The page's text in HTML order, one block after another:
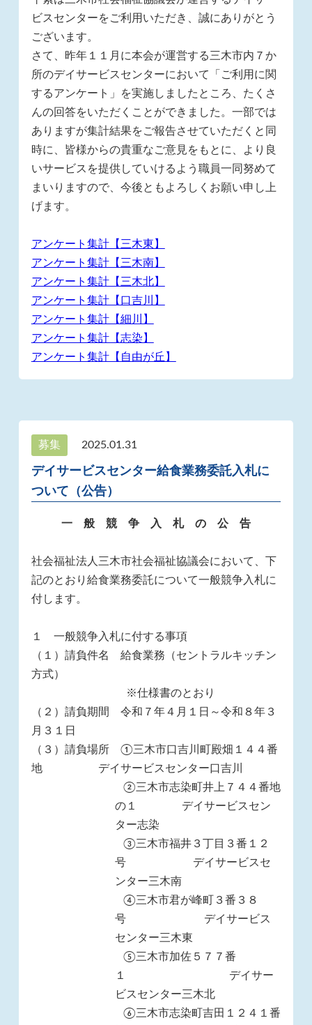
ビスセンターをご利用いただき、誠にありがとう
ございます。
さて、昨年１１月に本会が運営する三木市内７か
所のデイサービスセンターにおいて「ご利用に関
するアンケート」を実施しましたところ、たくさ
んの回答をいただくことができました。一部では
ありますが集計結果をご報告させていただくと同
時に、皆様からの貴重なご意見をもとに、より良
いサービスを提供していけるよう職員一同努めて
まいりますので、今後ともよろしくお願い申し上
げます。
アンケート集計【三木東】
アンケート集計【三木南】
アンケート集計【三木北】
アンケート集計【口吉川】
アンケート集計【細川】
アンケート集計【志染】
アンケート集計【自由が丘】
募集 2025.01.31
デイサービスセンター給食業務委託入札に
ついて（公告）
一 般 競 争 入 札 の 公 告
社会福祉法人三木市社会福祉協議会において、下
記のとおり給食業務委託について一般競争入札に
付します。
１ 一般競争入札に付する事項
（１）請負件名 給食業務（セントラルキッチン
方式）
※仕様書のとおり
（２）請負期間 令和７年４月１日～令和８年３
月３１日
（３）請負場所 ①三木市口吉川町殿畑１４４番
地 デイサービスセンター口吉川
②三木市志染町井上７４４番地
の１ デイサービスセン
ター志染
③三木市福井３丁目３番１２
号 デイサービスセ
ンター三木南
④三木市君が峰町３番３８
号 デイサービス
センター三木東
⑤三木市加佐５７７番
１ デイサー
ビスセンター三木北
⑥三木市志染町吉田１２４１番